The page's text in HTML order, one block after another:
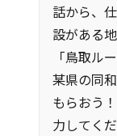
話から、
設がある
「鳥取ル
某県の同
もらおう
力してく